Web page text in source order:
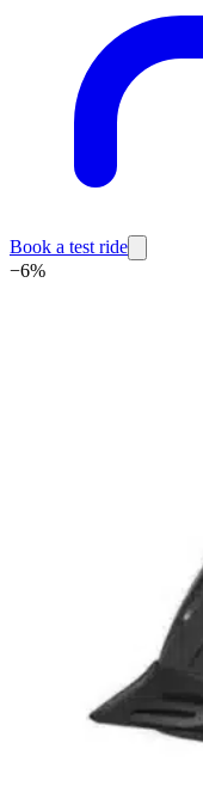
Book a test ride
−6%